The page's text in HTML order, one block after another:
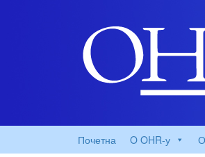
Почетна O OHR-у